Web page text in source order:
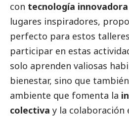
con tecnología innovadora
lugares inspiradores,
perfecto para estos
participar en estas
solo aprenden valiosas
bienestar, sino que
ambiente que fomenta la
colectiva y la colaboración